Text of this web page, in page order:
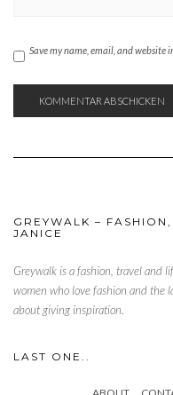
Save my name, email, and website
GREYWALK –
JANICE
Greywalk is a fashion, travel and
women who love fashion and the
about giving inspiration.
LAST ONE..